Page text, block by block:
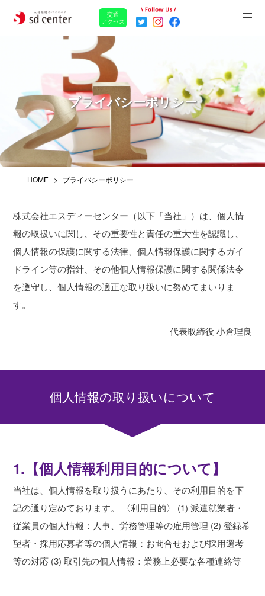
交通
アクセス
プライバシーポリシー
HOME プライバシーポリシー
株式会社エスディーセンター（以下「当社」）は、個人情
報の取扱いに関し、その重要性と責任の重大性を認識し、
個人情報の保護に関する法律、個人情報保護に関するガイ
ドライン等の指針、その他個人情報保護に関する関係法令
を遵守し、個人情報の適正な取り扱いに努めてまいりま
す。
代表取締役 小倉理良
個人情報の取り扱いについて
1.【個人情報利用目的について】
当社は、個人情報を取り扱うにあたり、その利用目的を下
記の通り定めております。 〈利用目的〉 (1) 派遣就業者・
従業員の個人情報：人事、労務管理等の雇用管理 (2) 登録希
望者・採用応募者等の個人情報：お問合せおよび採用選考
等の対応 (3) 取引先の個人情報：業務上必要な各種連絡等